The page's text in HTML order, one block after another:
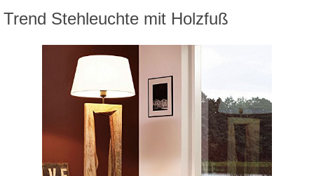
Trend Stehleuchte mit Holzfuß